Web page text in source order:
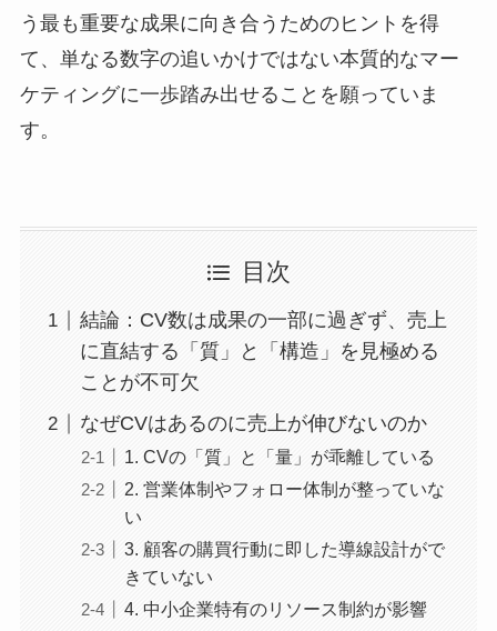
う最も重要な成果に向き合うためのヒントを得
て、単なる数字の追いかけではない本質的なマー
ケティングに一歩踏み出せることを願っていま
す。
目次
結論：CV数は成果の一部に過ぎず、売上
に直結する「質」と「構造」を見極める
ことが不可欠
なぜCVはあるのに売上が伸びないのか
1. CVの「質」と「量」が乖離している
2. 営業体制やフォロー体制が整っていな
い
3. 顧客の購買行動に即した導線設計がで
きていない
4. 中小企業特有のリソース制約が影響